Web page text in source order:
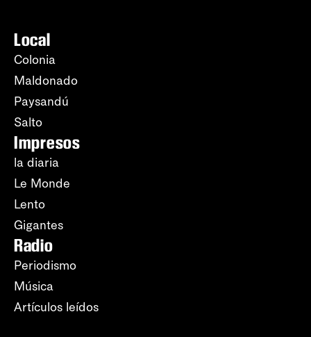
Local
Colonia
Maldonado
Paysandú
Salto
Impresos
la diaria
Le Monde
Lento
Gigantes
Radio
Periodismo
Música
Artículos leídos